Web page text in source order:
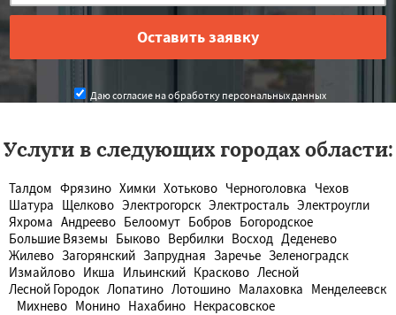
Даю согласие на обработку персональных данных
Услуги в следующих городах области:
Талдом Фрязино Химки Хотьково Черноголовка Чехов
Шатура Щелково Электрогорск Электросталь Электроугли
Яхрома Андреево Белоомут Бобров Богородское
Большие Вяземы Быково Вербилки Восход Деденево
Жилево Загорянский Запрудная Заречье Зеленоградск
Измайлово Икша Ильинский Красково Лесной
Лесной Городок Лопатино Лотошино Малаховка Менделеевск
Михнево Монино Нахабино Некрасовское